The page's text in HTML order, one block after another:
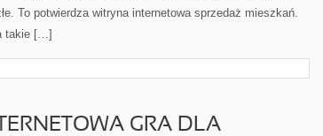
To potwierdza witryna internetowa sprzedaż mieszkań.
takie […]
GRA DLA